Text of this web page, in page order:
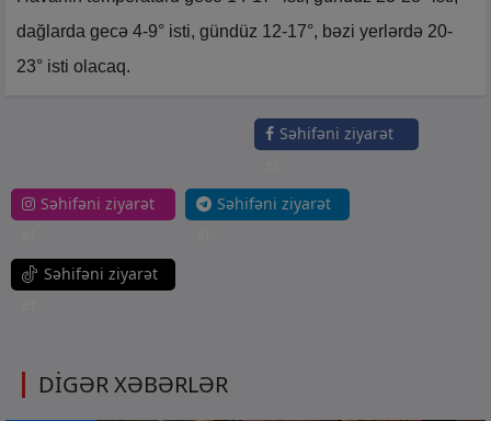
dağlarda gecə 4-9° isti, gündüz 12-17°, bəzi yerlərdə 20-
23° isti olacaq.
Səhifəni ziyarət
Səhifəni ziyarət
Səhifəni ziyarət
Səhifəni ziyarət
DİGƏR XƏBƏRLƏR